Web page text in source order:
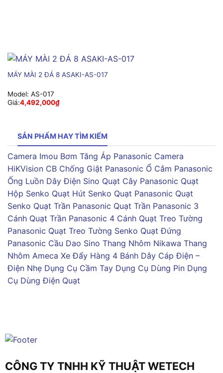
MÁY MÀI 2 ĐÁ 8 ASAKI-AS-017
Model: AS-017
Giá:4,492,000₫
SẢN PHẨM HAY TÌM KIẾM
Camera Imou Bơm Tăng Áp Panasonic Camera
HiKVision CB Chống Giật Panasonic Ổ Cắm Panasonic
Ống Luồn Dây Điện Sino Quạt Cây Panasonic Quạt
Hộp Senko Quạt Hút Senko Quạt Panasonic Quạt
Senko Quạt Trần Panasonic Quạt Trần Panasonic 3
Cánh Quạt Trần Panasonic 4 Cánh Quạt Treo Tường
Panasonic Quạt Treo Tường Senko Quạt Đứng
Panasonic Cầu Dao Sino Thang Nhôm Nikawa Thang
Nhôm Ameca Xe Đẩy Hàng 4 Bánh Dây Cáp Điện –
Điện Nhẹ Dụng Cụ Cầm Tay Dụng Cụ Dùng Pin Dụng
Cụ Dùng Điện Quạt
CÔNG TY TNHH KỸ THUẬT WETECH